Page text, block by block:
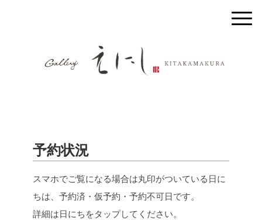
予約状況
スマホでご覧になる場合は丸印がついている日に
ちは、予約済・仮予約・予約不可日です。
詳細は日にちをタップしてください。